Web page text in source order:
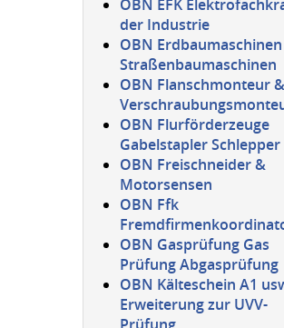
OBN EFK
der Industrie
OBN
Straßenbaumaschinen
OBN Flanschmonteur &
OBN Flurförderzeuge
Gabelstapler Schlepper
OBN Freischneider &
Motorsensen
OBN Ffk
OBN Gasprüfung Gas
Prüfung Abgasprüfung
OBN Kälteschein A1
Erweiterung zur UVV-